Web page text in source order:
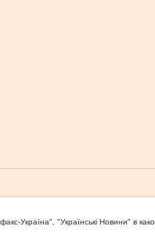
Україна", "Українськi Новини" в